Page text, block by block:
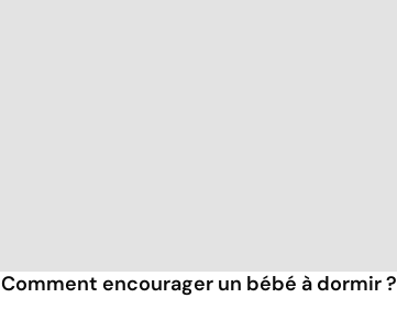
Comment encourager un bébé à dormir ?